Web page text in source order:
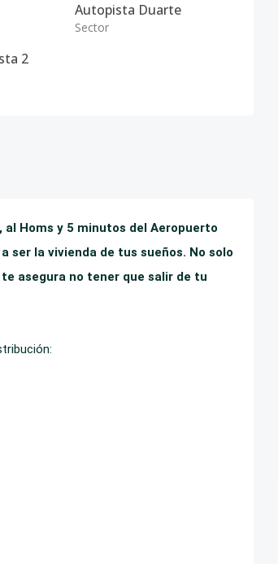
Autopista Duarte
Sector
2
Homs y 5 minutos del Aeropuerto
ser la vivienda de tus sueños. No solo
asegura no tener que salir de tu